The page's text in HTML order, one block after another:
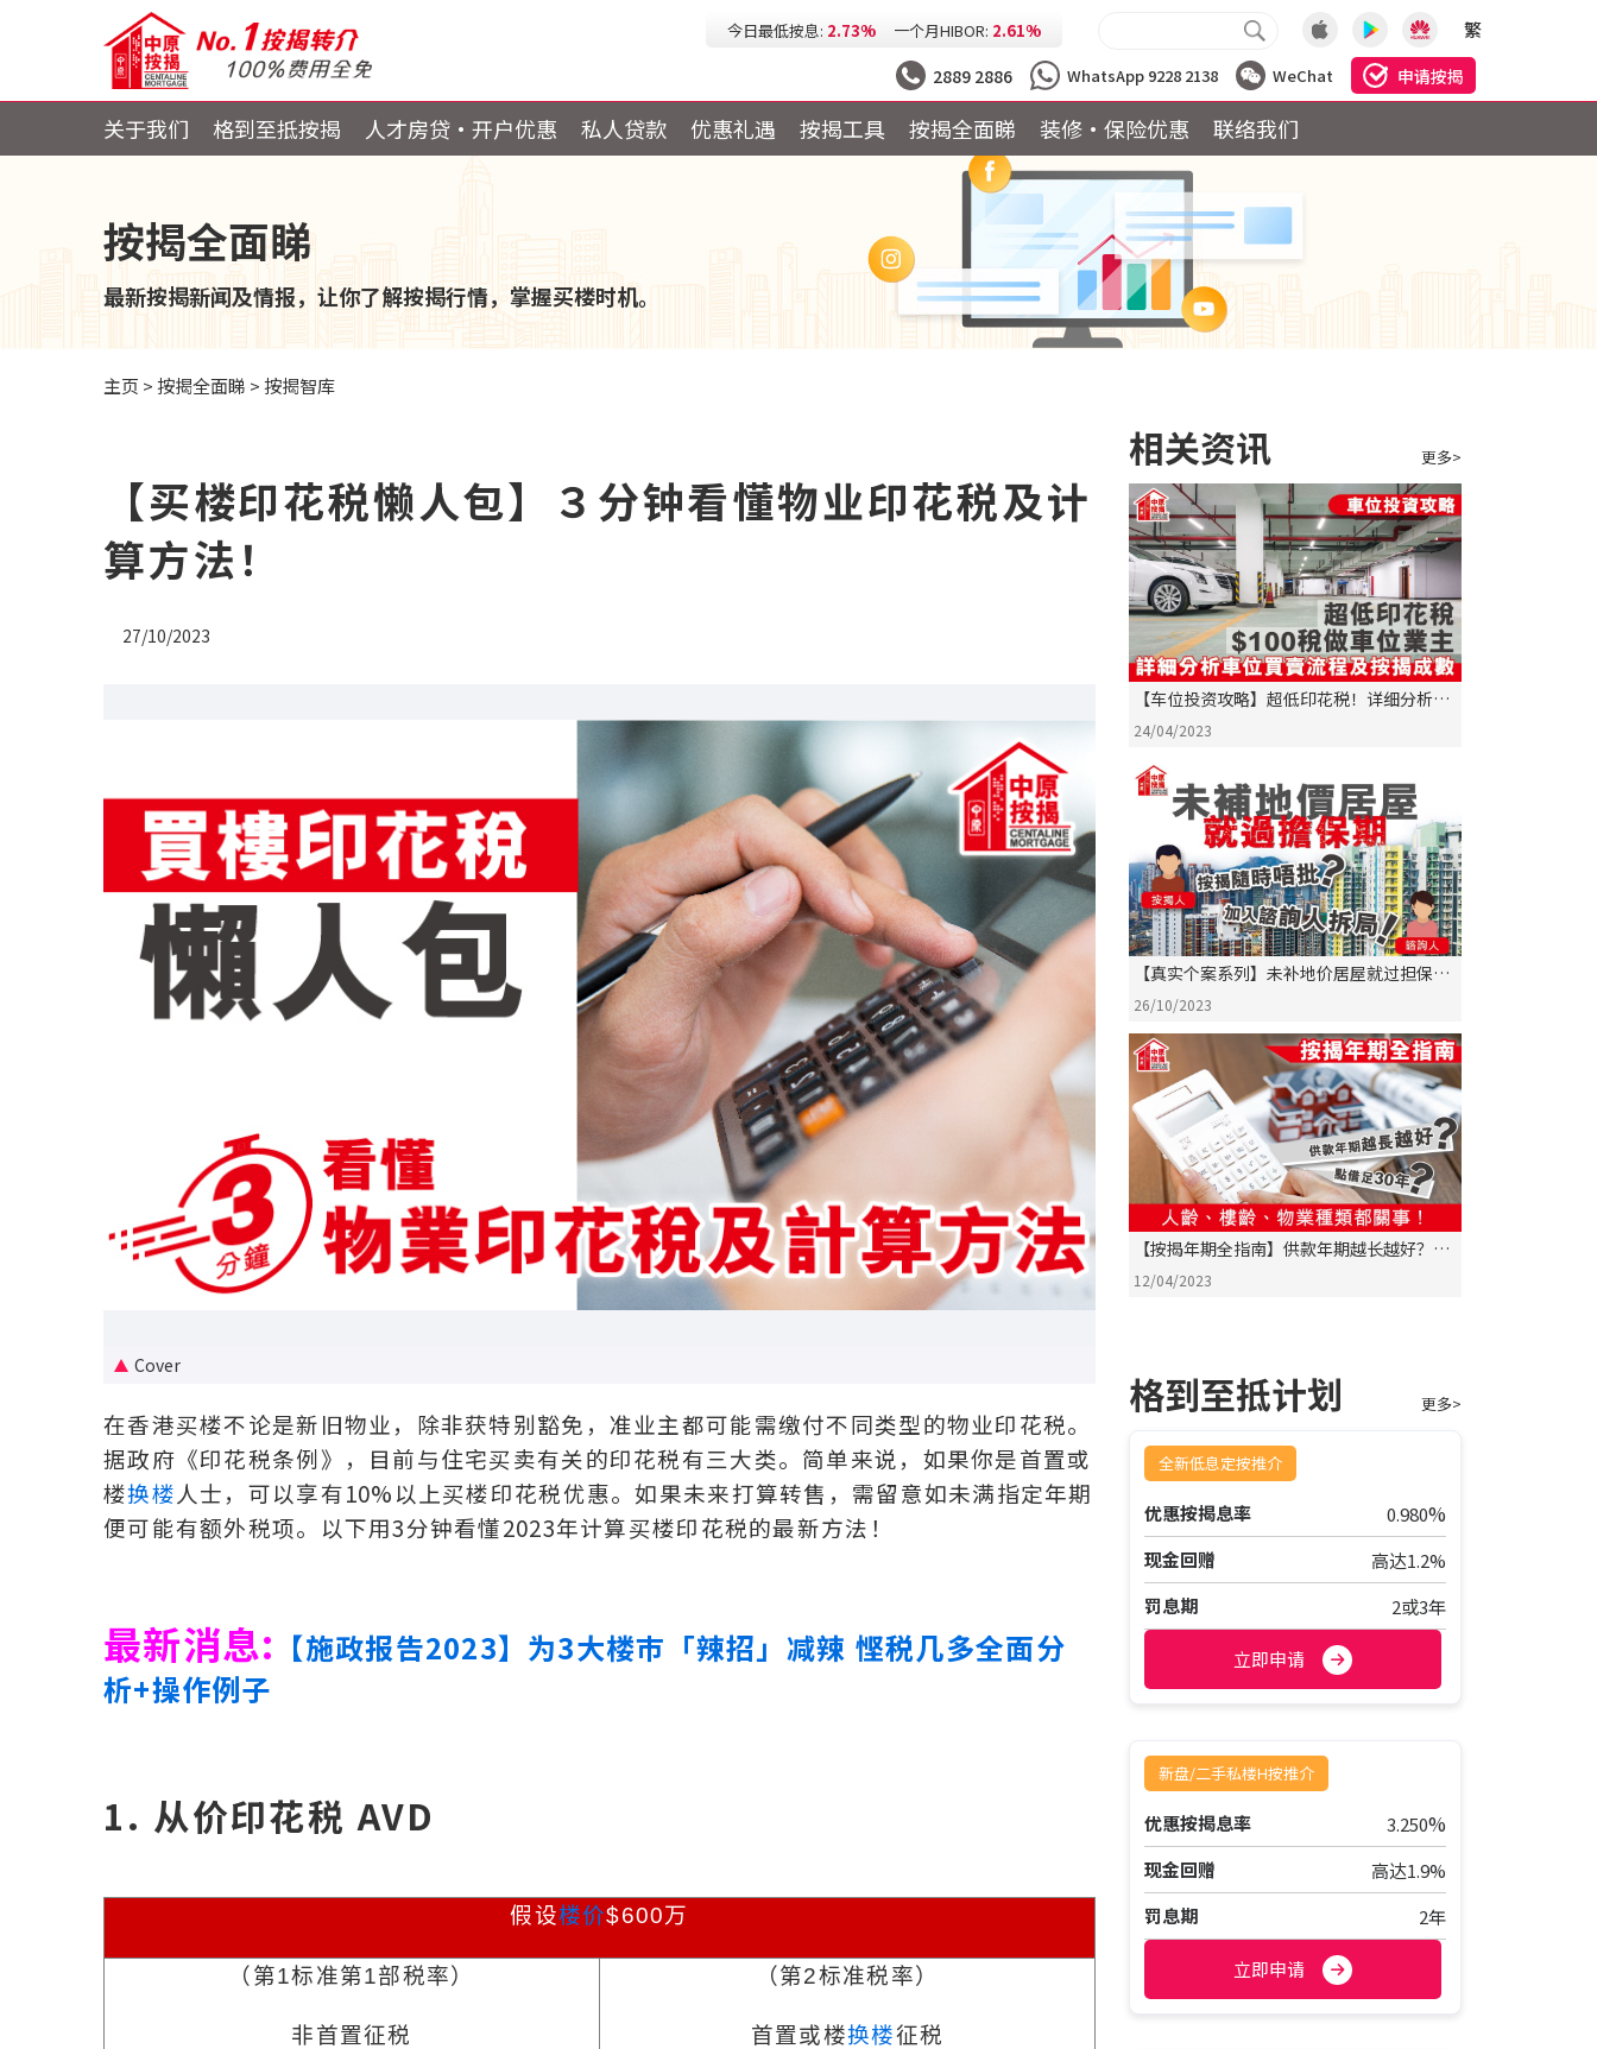
今日最低按息: 2.73% 一个月HIBOR: 2.61%
今日最低H按: 3.25%
繁
2889 2886 WhatsApp 9228 2138 WeChat 申请按揭
关于我们 格到至抵按揭 人才房贷・开户优惠 私人贷款 优惠礼遇 按揭工具 按揭全面睇 装修·保险优惠 联络我们
按揭全面睇
最新按揭新闻及情报，让你了解按揭行情，掌握买楼时机。
主页 >按揭全面睇 >按揭智库
【买楼印花税懒人包】３分钟看懂物业印花税及计
算方法！
27/10/2023
Cover
在香港买楼不论是新旧物业，除非获特别豁免，准业主都可能需缴付不同类型的物业印花税。
据政府《印花税条例》，目前与住宅买卖有关的印花税有三大类。简单来说，如果你是首置或
楼换楼人士，可以享有10%以上买楼印花税优惠。如果未来打算转售，需留意如未满指定年期
便可能有额外税项。以下用3分钟看懂2023年计算买楼印花税的最新方法！
最新消息: 【施政报告2023】为3大楼巿「辣招」减辣 悭税几多全面分
析+操作例子
1. 从价印花税 AVD
假设楼价$600万
（第1标准第1部税率）
非首置征税
（第2标准税率）
首置或楼换楼征税
相关资讯 更多>
【车位投资攻略】超低印花税！详细分析车
位买卖流程及按揭成数！
24/04/2023
【真实个案系列】未补地价居屋就过担保
期，按揭随时唔批？加入咨询人拆局！
26/10/2023
【按揭年期全指南】供款年期越长越好？点
借足30年？人龄、楼龄、物业种类都关事！
12/04/2023
格到至抵计划 更多>
全新低息定按推介
优惠按揭息率 0.980%
现金回赠
高达1.2%
罚息期
2或3年
立即申请
新盘/二手私楼H按推介
优惠按揭息率 3.250%
现金回赠
高达1.9%
罚息期
2年
立即申请